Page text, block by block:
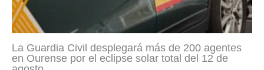
La Guardia Civil desplegará más de 200 agentes
en Ourense por el eclipse solar total del 12 de